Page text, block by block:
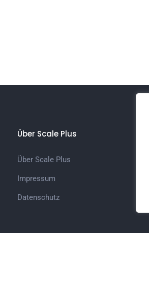
Über Scale Plus
Über Scale Plus
Impressum
Datenschutz